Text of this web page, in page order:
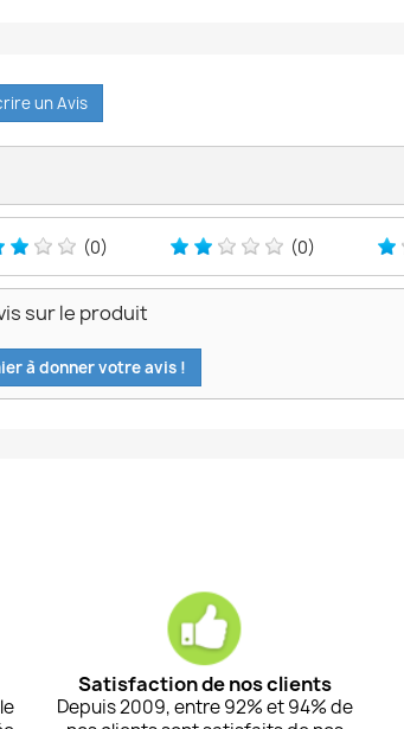
un Avis
(0) (0)
sur le produit
à donner votre avis !
Satisfaction de nos clients
Depuis 2009, entre 92% et 94% de